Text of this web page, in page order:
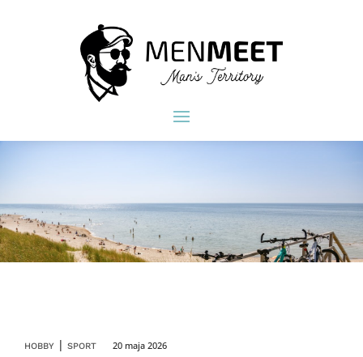
HOBBY | SPORT 20 maja 2026